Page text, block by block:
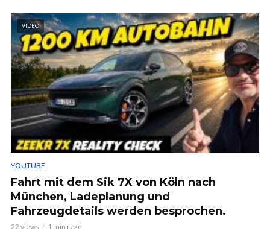
VIDEO
YOUTUBE
Fahrt mit dem Sik 7X von Köln nach
München, Ladeplanung und
Fahrzeugdetails werden besprochen.
22 views 1 min read